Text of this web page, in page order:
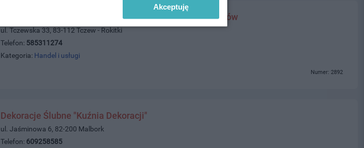
DOMINIK - AUTO SERWIS kompleksowa naprawa pojazdów
ul. Tczewska 33, 83-112 Tczew - Rokitki
Telefon: 585311274
Kategoria: Handel i usługi
Numer: 2892
Dekoracje Ślubne "Kuźnia Dekoracji"
ul. Jaśminowa 6, 82-200 Malbork
Telefon: 609258585
Akceptuję